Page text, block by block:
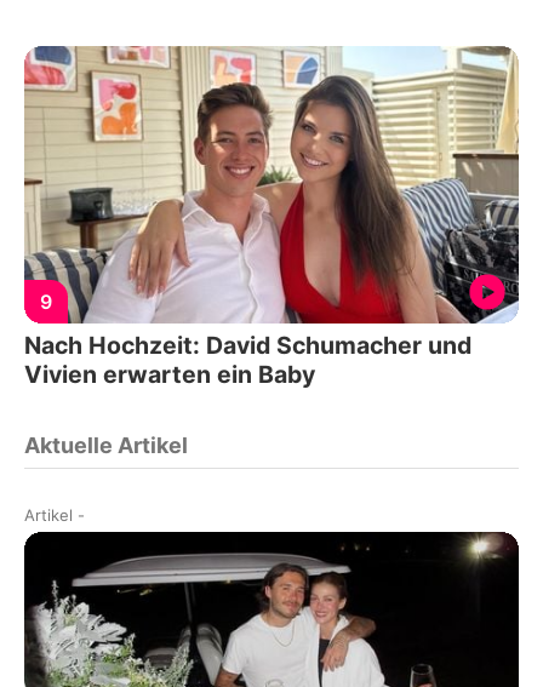
9
Nach Hochzeit: David Schumacher und
Vivien erwarten ein Baby
Aktuelle Artikel
Artikel -